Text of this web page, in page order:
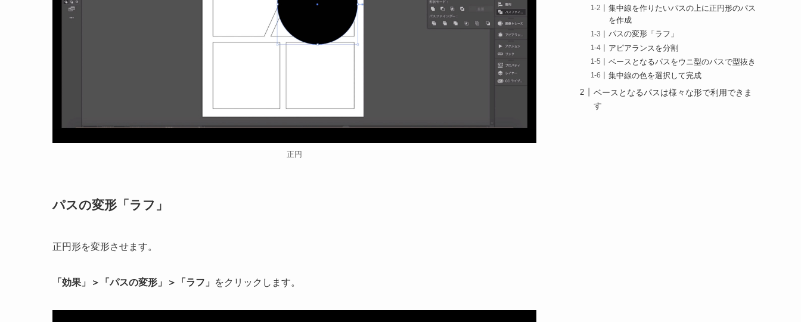
正円
パスの変形「ラフ」
正円形を変形させます。
「効果」＞「パスの変形」＞「ラフ」 をクリックします。
集中線を作りたいパスの上に正円形のパス
を作成
パスの変形「ラフ」
アピアランスを分割
ベースとなるパスをウニ型のパスで型抜き
集中線の色を選択して完成
ベースとなるパスは様々な形で利用できま
す